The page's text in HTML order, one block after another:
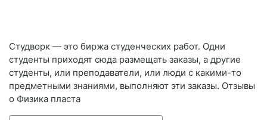
Студворк — это биржа студенческих работ. Одни
студенты приходят сюда размещать заказы, а другие
студенты, или преподаватели, или люди с какими-то
предметными знаниями, выполняют эти заказы. Отзывы
о Физика пласта